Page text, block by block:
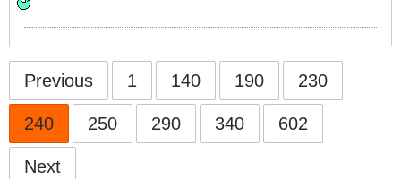
Previous 1 140 190 230
240 250 290 340 602
Next